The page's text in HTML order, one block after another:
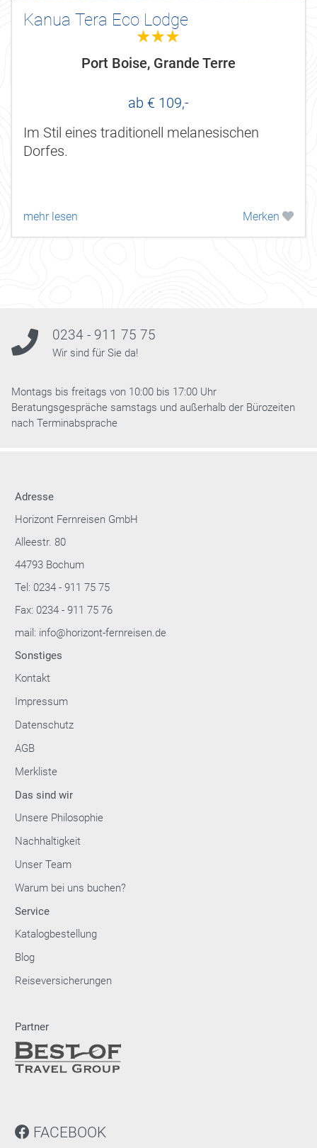
Kanua Tera Eco Lodge
3.0
Port Boise, Grande Terre
ab € 109,-
Im Stil eines traditionell melanesischen
Dorfes.
mehr lesen Merken
0234 - 911 75 75
Wir sind für Sie da!
Montags bis freitags von 10:00 bis 17:00 Uhr
Beratungsgespräche samstags und außerhalb der Bürozeiten
nach Terminabsprache
Adresse
Horizont Fernreisen GmbH
Alleestr. 80
44793 Bochum
Tel: 0234 - 911 75 75
Fax: 0234 - 911 75 76
mail: info@horizont-fernreisen.de
Sonstiges
Kontakt
Impressum
Datenschutz
AGB
Merkliste
Das sind wir
Unsere Philosophie
Nachhaltigkeit
Unser Team
Warum bei uns buchen?
Service
Katalogbestellung
Blog
Reiseversicherungen
Partner
FACEBOOK